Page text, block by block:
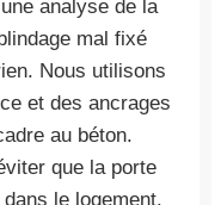
analyse de la
mal fixé
Nous utilisons
et des ancrages
au béton.
que la porte
le logement.